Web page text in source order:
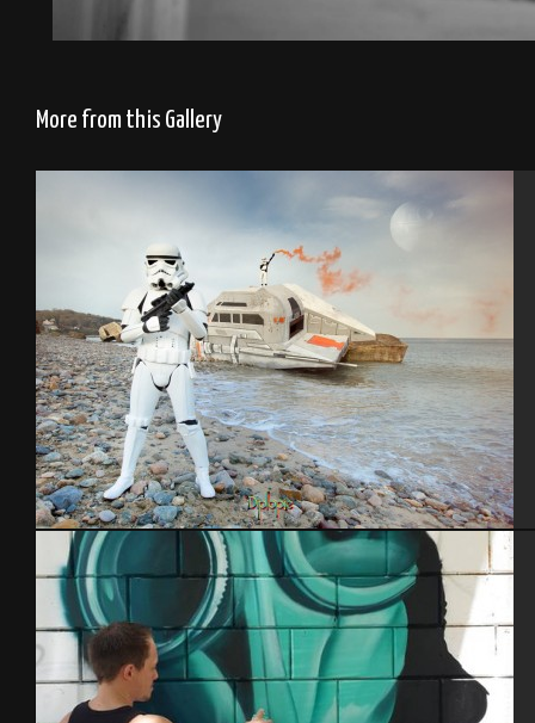
More from this Gallery
Blockhaus StarWars